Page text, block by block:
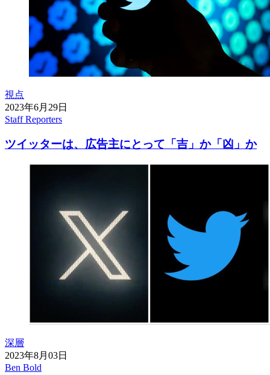
視点
2023年6月29日
Staff Reporters
ツイッターは、広告主にとって「吉」か「凶」か
深層
2023年8月03日
Ben Bold